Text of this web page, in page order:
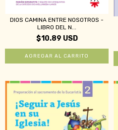
DIOS CAMINA ENTRE NOSOTROS -
LIBRO DEL N...
$10.89 USD